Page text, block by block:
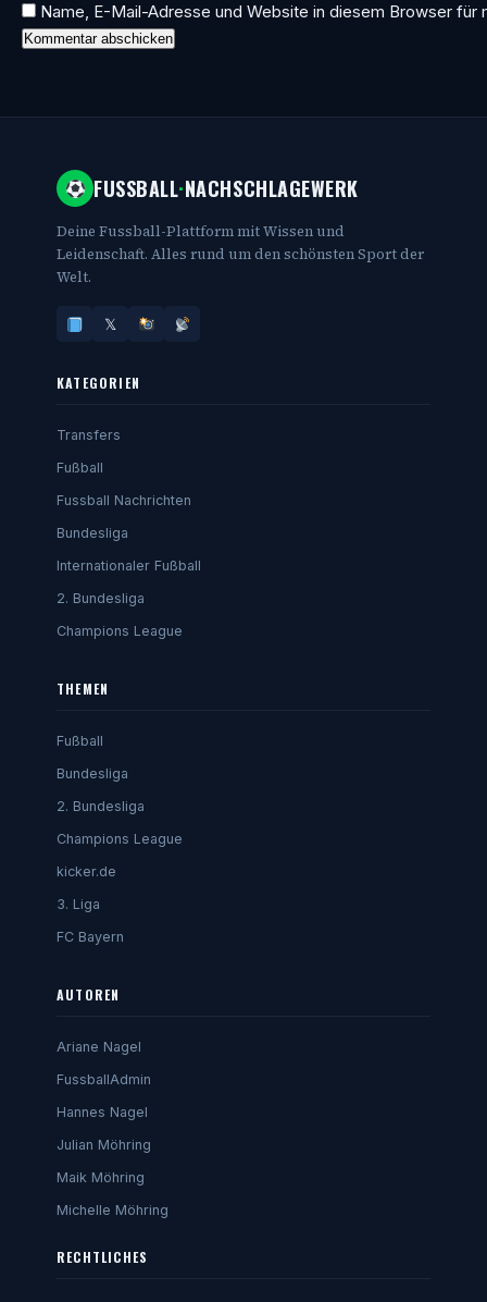
Name, E-Mail-Adresse und Website in diesem Browser für
FUSSBALL·NACHSCHLAGEWERK
Deine Fussball-Plattform mit Wissen und
Leidenschaft. Alles rund um den schönsten Sport der
Welt.
𝕏
KATEGORIEN
Transfers
Fußball
Fussball Nachrichten
Bundesliga
Internationaler Fußball
2. Bundesliga
Champions League
THEMEN
Fußball
Bundesliga
2. Bundesliga
Champions League
kicker.de
3. Liga
FC Bayern
AUTOREN
Ariane Nagel
FussballAdmin
Hannes Nagel
Julian Möhring
Maik Möhring
Michelle Möhring
RECHTLICHES